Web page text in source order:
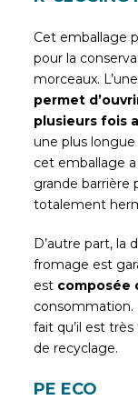
Cet emballage
pour la
morceaux.
permet
plusieurs fois
une plus
cet emballage
grande barrière
totalement
D’autre part, la
fromage est
est composée
consommation.
fait qu’il est
de recyclage.
PE ECO